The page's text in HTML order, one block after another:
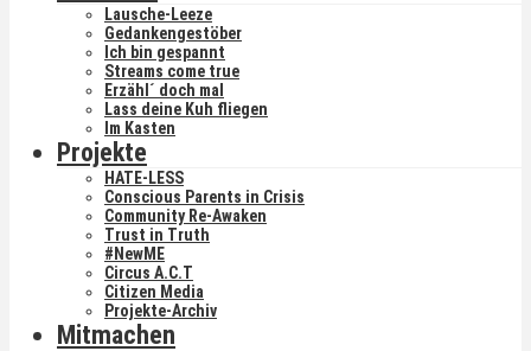
Lausche-Leeze
Gedankengestöber
Ich bin gespannt
Streams come true
Erzähl´ doch mal
Lass deine Kuh fliegen
Im Kasten
Projekte
HATE-LESS
Conscious Parents in Crisis
Community Re-Awaken
Trust in Truth
#NewME
Circus A.C.T
Citizen Media
Projekte-Archiv
Mitmachen